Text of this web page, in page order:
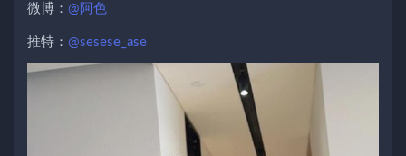
微博： @阿色
推特： @sesese_ase